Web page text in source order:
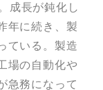
成長が鈍化し
年に続き、製
ている。製造
場の自動化や
急務になって